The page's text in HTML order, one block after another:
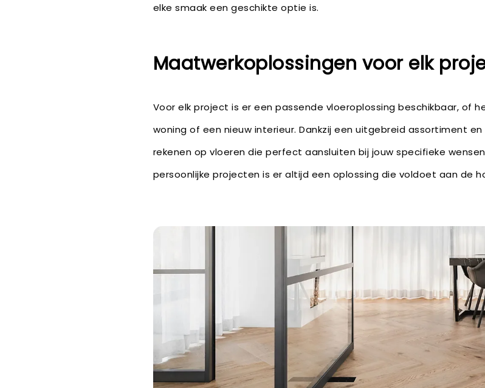
elke smaak een geschikte optie is.
Maatwerkoplossingen voor elk
Voor elk project is er een passende vloeroplossing beschikbaar, of
woning of een nieuw interieur. Dankzij een uitgebreid assortiment
rekenen op vloeren die perfect aansluiten bij jouw specifieke
persoonlijke projecten is er altijd een oplossing die voldoet aan de